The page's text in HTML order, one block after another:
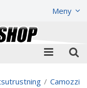
Meny
/ Camozzi